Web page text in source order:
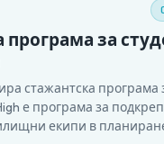
от Европа и света
и
програма за
стажантска програма
е програма за
екипи в